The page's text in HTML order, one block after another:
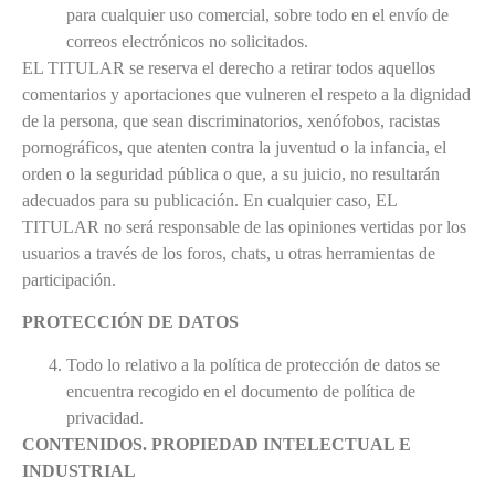
para cualquier uso comercial, sobre todo en el envío de
correos electrónicos no solicitados.
EL TITULAR se reserva el derecho a retirar todos aquellos
comentarios y aportaciones que vulneren el respeto a la dignidad
de la persona, que sean discriminatorios, xenófobos, racistas
pornográficos, que atenten contra la juventud o la infancia, el
orden o la seguridad pública o que, a su juicio, no resultarán
adecuados para su publicación. En cualquier caso, EL
TITULAR no será responsable de las opiniones vertidas por los
usuarios a través de los foros, chats, u otras herramientas de
participación.
PROTECCIÓN DE DATOS
Todo lo relativo a la política de protección de datos se
encuentra recogido en el documento de política de
privacidad.
CONTENIDOS. PROPIEDAD INTELECTUAL E
INDUSTRIAL